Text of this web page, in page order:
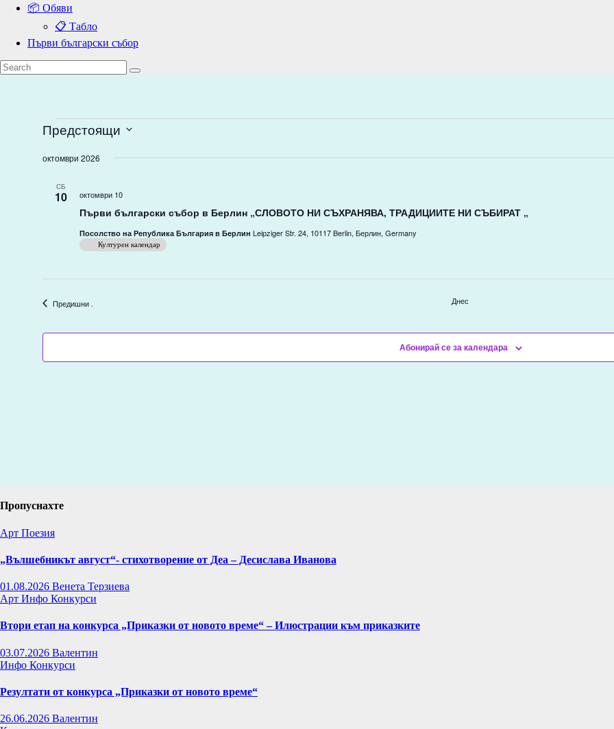
📦 Обяви
📋 Табло
Първи български събор
Събития
Предстоящи
date.
октомври 2026
СБ
10
Първи български събор в Берлин „СЛОВОТО НИ СЪХРАНЯВА, ТРАДИЦИИТЕ НИ СЪБИРАТ „
октомври 10
Посолство на Република България в Берлин Leipziger Str. 24, 10117 Berlin, Берлин, Germany
Културен календар
Предишни . Днес
Абонирай се за календара
Пропуснахте
Арт Поезия
„Вълшебникът август“- стихотворение от Деа – Десислава Иванова
01.08.2026 Венета Терзиева
Арт Инфо Конкурси
Втори етап на конкурса „Приказки от новото време“ – Илюстрации към приказките
03.07.2026 Валентин
Инфо Конкурси
Резултати от конкурса „Приказки от новото време“
26.06.2026 Валентин